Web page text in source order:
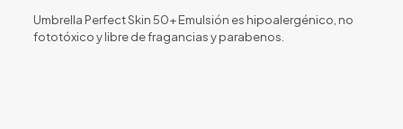
Umbrella Perfect Skin 50+ Emulsión es hipoalergénico, no
fototóxico y libre de fragancias y parabenos.